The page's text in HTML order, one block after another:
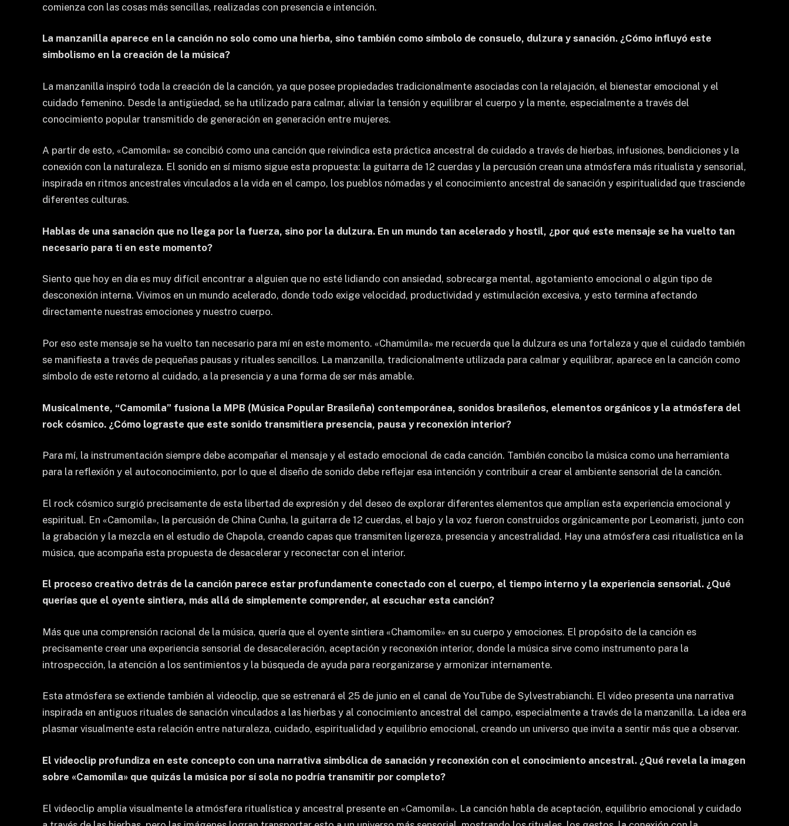
comienza con las cosas más sencillas, realizadas con presencia e intención.
La manzanilla aparece en la canción no solo como una hierba, sino también como símbolo de consuelo, dulzura y sanación. ¿Cómo influyó este
simbolismo en la creación de la música?
La manzanilla inspiró toda la creación de la canción, ya que posee propiedades tradicionalmente asociadas con la relajación, el bienestar emocional y el
cuidado femenino. Desde la antigüedad, se ha utilizado para calmar, aliviar la tensión y equilibrar el cuerpo y la mente, especialmente a través del
conocimiento popular transmitido de generación en generación entre mujeres.
A partir de esto, «Camomila» se concibió como una canción que reivindica esta práctica ancestral de cuidado a través de hierbas, infusiones, bendiciones y la
conexión con la naturaleza. El sonido en sí mismo sigue esta propuesta: la guitarra de 12 cuerdas y la percusión crean una atmósfera más ritualista y sensorial,
inspirada en ritmos ancestrales vinculados a la vida en el campo, los pueblos nómadas y el conocimiento ancestral de sanación y espiritualidad que trasciende
diferentes culturas.
Hablas de una sanación que no llega por la fuerza, sino por la dulzura. En un mundo tan acelerado y hostil, ¿por qué este mensaje se ha vuelto tan
necesario para ti en este momento?
Siento que hoy en día es muy difícil encontrar a alguien que no esté lidiando con ansiedad, sobrecarga mental, agotamiento emocional o algún tipo de
desconexión interna. Vivimos en un mundo acelerado, donde todo exige velocidad, productividad y estimulación excesiva, y esto termina afectando
directamente nuestras emociones y nuestro cuerpo.
Por eso este mensaje se ha vuelto tan necesario para mí en este momento. «Chamúmila» me recuerda que la dulzura es una fortaleza y que el cuidado también
se manifiesta a través de pequeñas pausas y rituales sencillos. La manzanilla, tradicionalmente utilizada para calmar y equilibrar, aparece en la canción como
símbolo de este retorno al cuidado, a la presencia y a una forma de ser más amable.
Musicalmente, “Camomila” fusiona la MPB (Música Popular Brasileña) contemporánea, sonidos brasileños, elementos orgánicos y la atmósfera del
rock cósmico. ¿Cómo lograste que este sonido transmitiera presencia, pausa y reconexión interior?
Para mí, la instrumentación siempre debe acompañar el mensaje y el estado emocional de cada canción. También concibo la música como una herramienta
para la reflexión y el autoconocimiento, por lo que el diseño de sonido debe reflejar esa intención y contribuir a crear el ambiente sensorial de la canción.
El rock cósmico surgió precisamente de esta libertad de expresión y del deseo de explorar diferentes elementos que amplían esta experiencia emocional y
espiritual. En «Camomila», la percusión de China Cunha, la guitarra de 12 cuerdas, el bajo y la voz fueron construidos orgánicamente por Leomaristi, junto con
la grabación y la mezcla en el estudio de Chapola, creando capas que transmiten ligereza, presencia y ancestralidad. Hay una atmósfera casi ritualística en la
música, que acompaña esta propuesta de desacelerar y reconectar con el interior.
El proceso creativo detrás de la canción parece estar profundamente conectado con el cuerpo, el tiempo interno y la experiencia sensorial. ¿Qué
querías que el oyente sintiera, más allá de simplemente comprender, al escuchar esta canción?
Más que una comprensión racional de la música, quería que el oyente sintiera «Chamomile» en su cuerpo y emociones. El propósito de la canción es
precisamente crear una experiencia sensorial de desaceleración, aceptación y reconexión interior, donde la música sirve como instrumento para la
introspección, la atención a los sentimientos y la búsqueda de ayuda para reorganizarse y armonizar internamente.
Esta atmósfera se extiende también al videoclip, que se estrenará el 25 de junio en el canal de YouTube de Sylvestrabianchi. El vídeo presenta una narrativa
inspirada en antiguos rituales de sanación vinculados a las hierbas y al conocimiento ancestral del campo, especialmente a través de la manzanilla. La idea era
plasmar visualmente esta relación entre naturaleza, cuidado, espiritualidad y equilibrio emocional, creando un universo que invita a sentir más que a observar.
El videoclip profundiza en este concepto con una narrativa simbólica de sanación y reconexión con el conocimiento ancestral. ¿Qué revela la imagen
sobre «Camomila» que quizás la música por sí sola no podría transmitir por completo?
El videoclip amplía visualmente la atmósfera ritualística y ancestral presente en «Camomila». La canción habla de aceptación, equilibrio emocional y cuidado